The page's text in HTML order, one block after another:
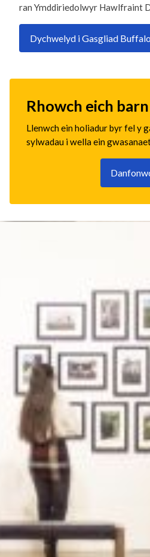
ran Ymddiriedolwyr Hawlfraint
Dychwelyd i Gasgliad
Rhowch eich barn
Llenwch ein holiadur byr fel y
sylwadau i wella ein